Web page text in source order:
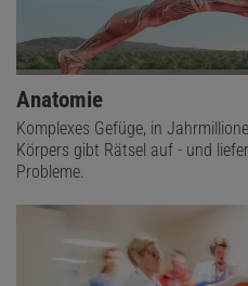
Anatomie
Komplexes Gefüge, in
Körpers gibt Rätsel auf - und
Probleme.